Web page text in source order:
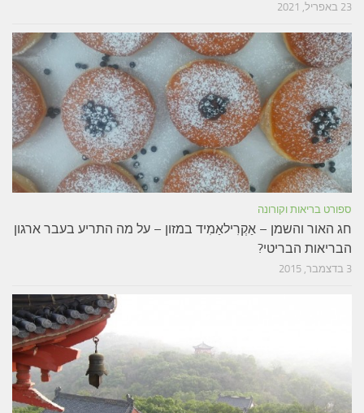
23 באפריל, 2021
ספורט בריאות וקורונה
חג האור והשמן – אַקְרִילאַמִיד במזון – על מה התריע בעבר ארגון
הבריאות הבריטי?
3 בדצמבר, 2015